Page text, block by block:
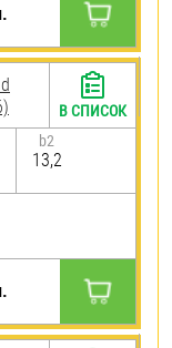
b2
13,2
В СПИСОК